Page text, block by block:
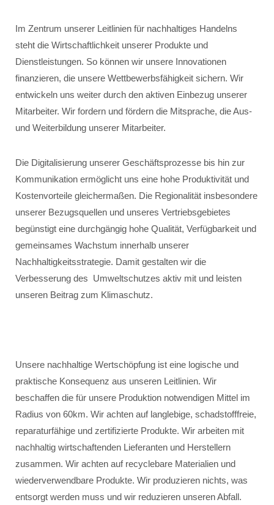
Im Zentrum unserer Leitlinien für nachhaltiges Handelns
steht die Wirtschaftlichkeit unserer Produkte und
Dienstleistungen. So können wir unsere Innovationen
finanzieren, die unsere Wettbewerbsfähigkeit sichern. Wir
entwickeln uns weiter durch den aktiven Einbezug unserer
Mitarbeiter. Wir fordern und fördern die Mitsprache, die Aus-
und Weiterbildung unserer Mitarbeiter.
Die Digitalisierung unserer Geschäftsprozesse bis hin zur
Kommunikation ermöglicht uns eine hohe Produktivität und
Kostenvorteile gleichermaßen. Die Regionalität insbesondere
unserer Bezugsquellen und unseres Vertriebsgebietes
begünstigt eine durchgängig hohe Qualität, Verfügbarkeit und
gemeinsames Wachstum innerhalb unserer
Nachhaltigkeitsstrategie. Damit gestalten wir die
Verbesserung des Umweltschutzes aktiv mit und leisten
unseren Beitrag zum Klimaschutz.
Unsere nachhaltige Wertschöpfung ist eine logische und
praktische Konsequenz aus unseren Leitlinien. Wir
beschaffen die für unsere Produktion notwendigen Mittel im
Radius von 60km. Wir achten auf langlebige, schadstofffreie,
reparaturfähige und zertifizierte Produkte. Wir arbeiten mit
nachhaltig wirtschaftenden Lieferanten und Herstellern
zusammen. Wir achten auf recyclebare Materialien und
wiederverwendbare Produkte. Wir produzieren nichts, was
entsorgt werden muss und wir reduzieren unseren Abfall.